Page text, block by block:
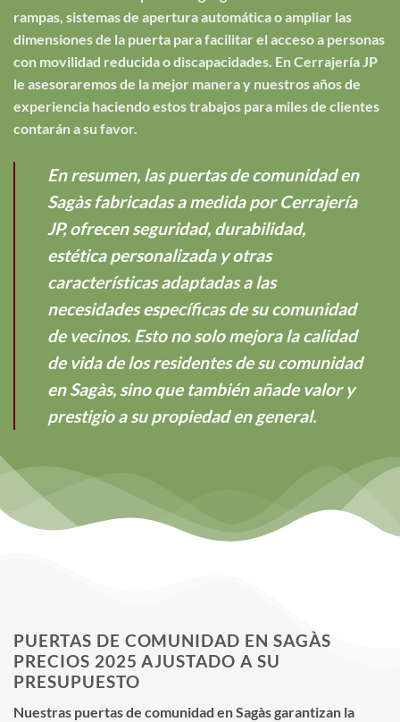
rampas, sistemas de apertura automática o ampliar las
dimensiones de la puerta para facilitar el acceso a personas
con movilidad reducida o discapacidades. En Cerrajería JP
le asesoraremos de la mejor manera y nuestros años de
experiencia haciendo estos trabajos para miles de clientes
contarán a su favor.
En resumen, las puertas de comunidad en
Sagàs fabricadas a medida por Cerrajería
JP, ofrecen seguridad, durabilidad,
estética personalizada y otras
características adaptadas a las
necesidades específicas de su comunidad
de vecinos. Esto no solo mejora la calidad
de vida de los residentes de su comunidad
en Sagàs, sino que también añade valor y
prestigio a su propiedad en general.
PUERTAS DE COMUNIDAD EN SAGÀS
PRECIOS 2025 AJUSTADO A SU
PRESUPUESTO
Nuestras puertas de comunidad en Sagàs garantizan la